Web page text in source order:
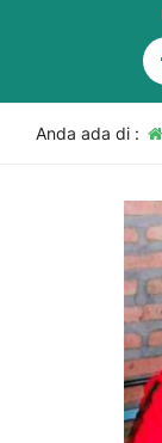
Anda ada di :